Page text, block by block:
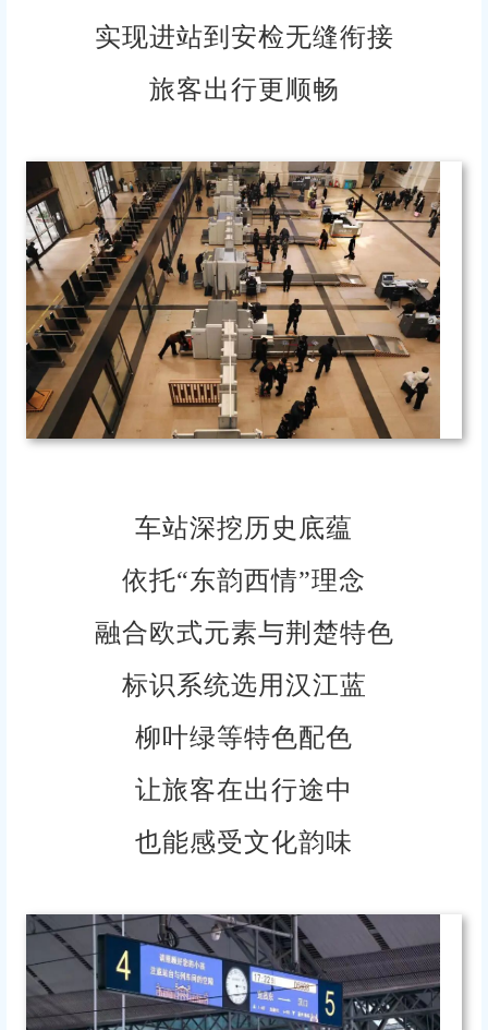
实现进站到安检无缝衔接
旅客出行更顺畅
车站深挖历史底蕴
依托“东韵西情”理念
融合欧式元素与荆楚特色
标识系统选用汉江蓝
柳叶绿等特色配色
让旅客在出行途中
也能感受文化韵味